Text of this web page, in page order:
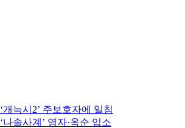
‘개늑시2’ 주보호자에 일침
‘나솔사계’ 영자·옥순 입소